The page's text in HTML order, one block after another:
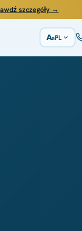
szczegóły →
AaPL